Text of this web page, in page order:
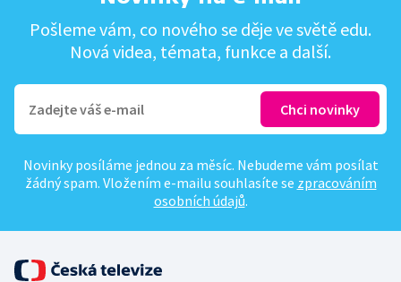
Pošleme vám, co nového se děje ve světě edu.
Nová videa, témata, funkce a další.
Novinky posíláme jednou za měsíc. Nebudeme vám posílat
žádný spam. Vložením e-mailu souhlasíte se zpracováním
osobních údajů.